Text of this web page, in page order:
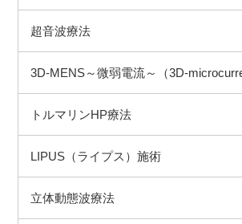
超音波療法
3D-MENS～微弱電流～（3D-
トルマリンHP療法
LIPUS（ライプス）施術
立体動態波療法